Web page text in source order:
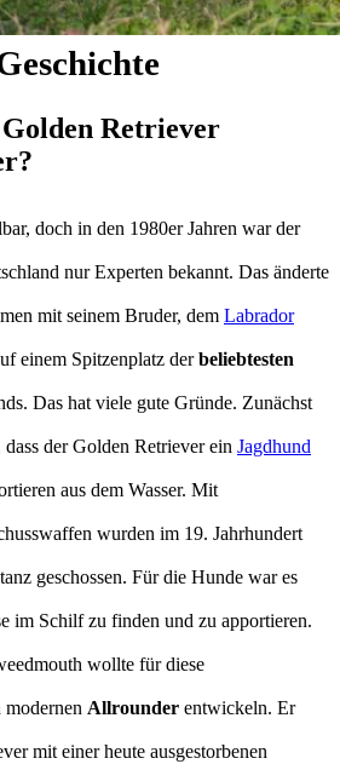
Retriever
doch in den 1980er Jahren war der
nur Experten bekannt. Das änderte
mit seinem Bruder, dem Labrador
einem Spitzenplatz derbeliebtesten
Das hat viele gute Gründe. Zunächst
der Golden Retriever ein Jagdhund
aus dem Wasser. Mit
wurden im 19. Jahrhundert
geschossen. Für die Hunde war es
im Schilf zu finden und zu apportieren.
wollte für diese
Allrounder entwickeln. Er
mit einer heute ausgestorbenen